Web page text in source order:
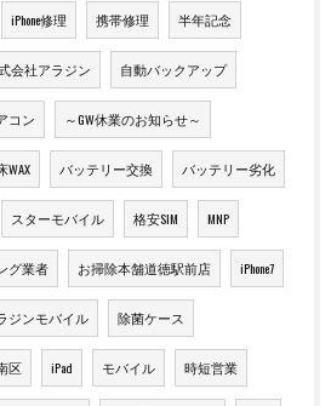
iPhone修理 携帯修理 半年記念
会社アラジン 自動バックアップ
コン ～GW休業のお知らせ～
WAX バッテリー交換 バッテリー劣化
スターモバイル 格安SIM MNP
グ業者 お掃除本舗道徳駅前店 iPhone7
ジンモバイル 除菌ケース
区 iPad モバイル 時短営業